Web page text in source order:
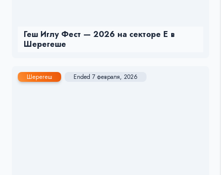
Геш Иглу Фест — 2026 на секторе Е в
Шерегеше
Шерегеш Ended 7 февраля, 2026